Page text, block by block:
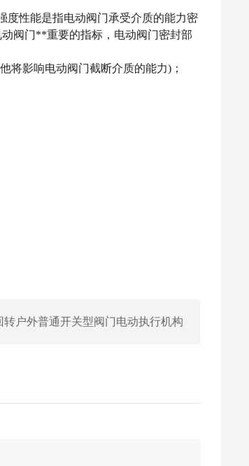
度性能是指电动阀门承受介质的能力密
阀门**重要的指标，电动阀门密封部
将影响电动阀门截断介质的能力)；
转户外普通开关型阀门电动执行机构